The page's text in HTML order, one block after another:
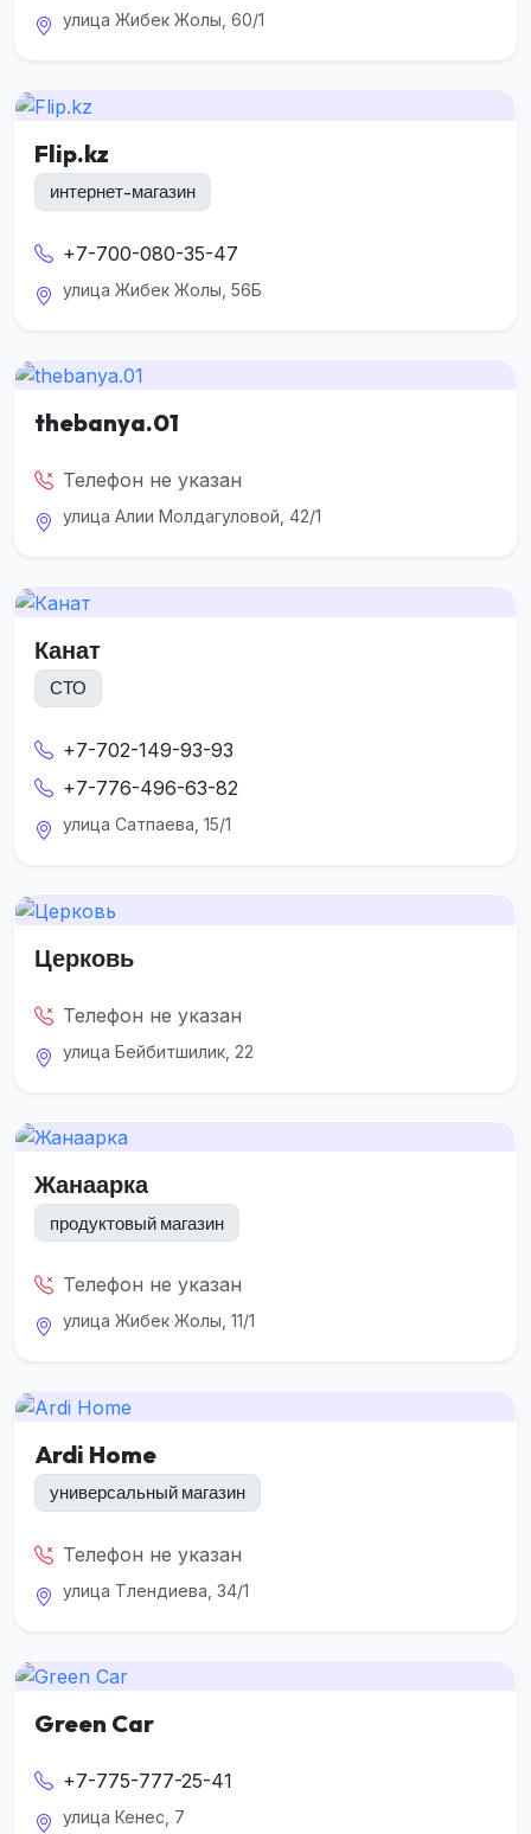
улица Жибек Жолы, 60/1
Flip.kz
интернет-магазин
+7-700-080-35-47
улица Жибек Жолы, 56Б
thebanya.01
Телефон не указан
улица Алии Молдагуловой, 42/1
Канат
СТО
+7-702-149-93-93
+7-776-496-63-82
улица Сатпаева, 15/1
Церковь
Телефон не указан
улица Бейбитшилик, 22
Жанаарка
продуктовый магазин
Телефон не указан
улица Жибек Жолы, 11/1
Ardi Home
универсальный магазин
Телефон не указан
улица Тлендиева, 34/1
Green Car
+7-775-777-25-41
улица Кенес, 7